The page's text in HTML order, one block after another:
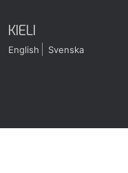
KIELI
English Svenska